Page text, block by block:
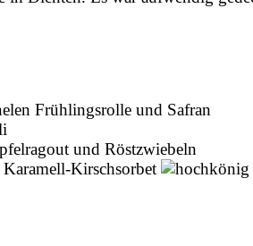
Frühlingsrolle und Safran
und Röstzwiebeln
Kirschsorbet